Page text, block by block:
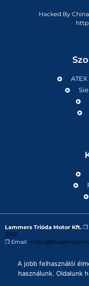
Hacked By
Lammers Trióda Motor Kft. ❒
3057
❒ Email:
Powered byDigit-Now Kft.
A jobb felhasználói
használunk. Oldalunk